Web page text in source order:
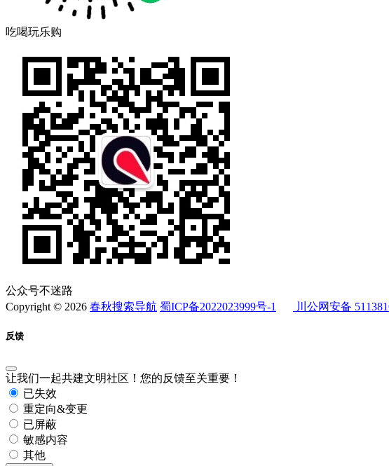
吃喝玩乐购
公众号不迷路
Copyright © 2026 春秋搜索导航 蜀ICP备2022023999号-1 川公网安备
反馈
让我们一起共建文明社区！您的反馈至关重要！
已失效
重定向&变更
已屏蔽
敏感内容
其他